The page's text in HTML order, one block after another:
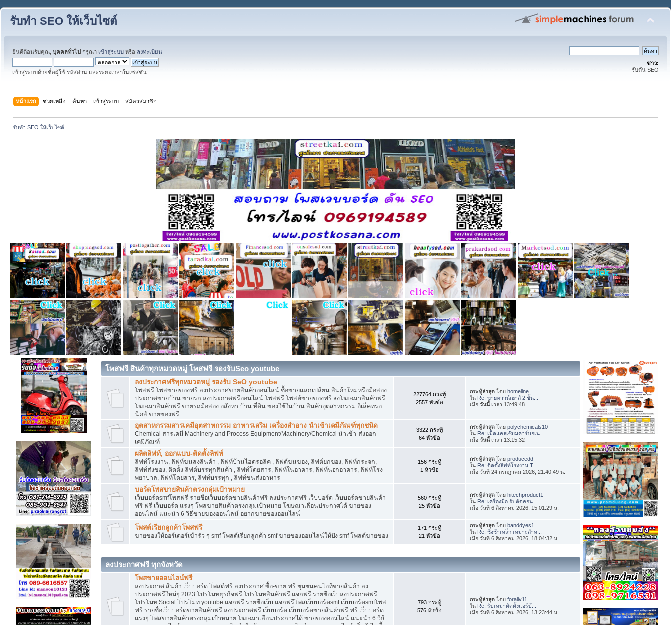
รับทำ SEO ให้เว็บไซต์
ยินดีต้อนรับคุณ, บุคคลทั่วไป กรุณา เข้าสู่ระบบ หรือ ลงทะเบียน
เข้าสู่ระบบด้วยชื่อผู้ใช้ รหัสผ่าน และระยะเวลาในเซสชั่น
ข่าว:
รับดัน SEO
หน้าแรก ช่วยเหลือ ค้นหา เข้าสู่ระบบ สมัครสมาชิก
รับทำ SEO ให้เว็บไซต์
โพสฟรี สินค้าทุกหมวดหมู่ โพสฟรี รองรับSeo youtube
ลงประกาศฟรีทุกหมวดหมู่ รองรับ SeO youtube
โพสฟรี โพสขายของฟรี ลงประกาศขายสินค้าออนไลน์ ซื้อขายแลกเปลี่ยน สินค้าใหม่หรือมือสอง
ประกาศขายบ้าน ขายรถ.ลงประกาศฟรีออนไลน์ โพสฟรี โพสต์ขายของฟรี ลงโฆษณาสินค้าฟรี
โฆษณาสินค้าฟรี ขายรถมือสอง อสังหา บ้าน ที่ดิน ของใช้ในบ้าน สินค้าอุตสาหกรรม อิเล็คทรอ
นิคส์ ขายของฟรี
227764 กระทู้
2557 หัวข้อ
กระทู้ล่าสุด โดยhomeline
ใน Re: ขายทาวน์เฮาส์ 2 ชั้น...
เมื่อวันนี้เวลา 13:49:48
อุตสาหกรรมสารเคมีอุตสาหกรรม อาหารเสริม เครื่องสำอาง นำเข้าเคมีภัณฑ์ทุกชนิด
Chemical สารเคมี Machinery and Process Equipment/Machinery/Chemical นำเข้า-ส่งออก
เคมีภัณฑ์
3322 กระทู้
64 หัวข้อ
กระทู้ล่าสุด โดยpolychemicals10
ใน Re: เม็ดแคลเซียมคาร์บอเน...
เมื่อวันนี้เวลา 13:15:32
ผลิตลิฟท์, ออกแบบ-ติดตั้งลิฟท์
ลิฟท์โรงงาน, ลิฟท์ขนส่งสินค้า , ลิฟท์บ้านไฮดรอลิค , ลิฟต์ขนของ, ลิฟต์ยกของ, ลิฟท์กระจก,
ลิฟท์ส่งของ, ติดตั้ง ลิฟต์บรรทุกสินค้า , ลิฟท์โดยสาร, ลิฟท์ในอาคาร, ลิฟท์นอกอาคาร, ลิฟท์โรง
พยาบาล, ลิฟท์โดยสาร, ลิฟท์บรรทุก , ลิฟท์ขนส่งอาหาร
156 กระทู้
1 หัวข้อ
กระทู้ล่าสุด โดยproducedd
ใน Re: ติดตั้งลิฟท์โรงงาน T...
เมื่อ วันที่ 24 กรกฎาคม 2026, 21:40:49 น.
บอร์ดโพสขายสินค้าตรงกลุ่มเป้าหมาย
เว็บบอร์ดsmfโพสฟรี รายชื่อเว็บบอร์ดขายสินค้าฟรี ลงประกาศฟรี เว็บบอร์ด เว็บบอร์ดขายสินค้า
ฟรี ฟรี เว็บบอร์ด แรงๆ โพสขายสินค้าตรงกลุ่มเป้าหมาย โฆษณาเลื่อนประกาศได้ ขายของ
ออนไลน์ แนะนำ 6 วิธีขายของออนไลน์ อยากขายของออนไลน์
560 กระทู้
25 หัวข้อ
กระทู้ล่าสุด โดยhitechproduct1
ใน Re: เครื่องมือ รับตัดคอน...
เมื่อ วันที่ 6 สิงหาคม 2026, 15:01:29 น.
โพสต์เรียกลูกค้าโพสฟรี
ขายของให้ออร์เดอร์เข้ารัว ๆ smf โพสต์เรียกลูกค้า smf ขายของออนไลน์ให้ปัง smf โพสต์ขายของ
171 กระทู้
21 หัวข้อ
กระทู้ล่าสุด โดยbanddyes1
ใน Re: ชิงช้าเหล็ก เหมาะสำห...
เมื่อ วันที่ 6 สิงหาคม 2026, 18:04:32 น.
ลงประกาศฟรี ทุกจังหวัด
โพสขายออนไลน์ฟรี
ลงประกาศ สินค้า เว็บบอร์ด โพสต์ฟรี ลงประกาศ ซื้อ-ขาย ฟรี ชุมชนคนไอทีขายสินค้า ลง
ประกาศฟรีใหม่ๆ 2023 โปรโมทธุรกิจฟรี โปรโมทสินค้าฟรี แจกฟรี รายชื่อเว็บลงประกาศฟรี
โปรโมท Social โปรโมท youtube แจกฟรี รายชื่อเว็บ แจกฟรีโพสเว็บบอร์ดsmf เว็บบอร์ดsmfโพส
ฟรี รายชื่อเว็บบอร์ดขายสินค้าฟรี ลงประกาศฟรี เว็บบอร์ด เว็บบอร์ดขายสินค้าฟรี ฟรี เว็บบอร์ด
แรงๆ โพสขายสินค้าตรงกลุ่มเป้าหมาย โฆษณาเลื่อนประกาศได้ ขายของออนไลน์ แนะนำ 6 วิธี
793 กระทู้
576 หัวข้อ
กระทู้ล่าสุด โดยforaliv11
ใน Re: รับเหมาติดตั้งแอร์บ้...
เมื่อ วันที่ 6 สิงหาคม 2026, 13:23:44 น.